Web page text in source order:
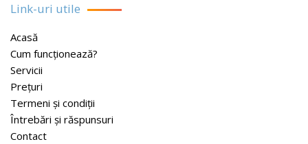
Link-uri utile
Acasă
Cum funcționează?
Servicii
Prețuri
Termeni și condiții
Întrebări și răspunsuri
Contact